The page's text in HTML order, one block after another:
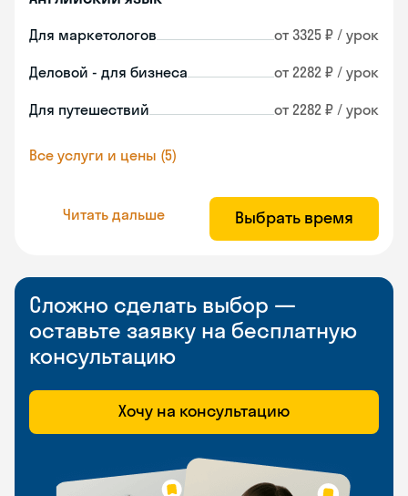
Для маркетологов от 3325 ₽ / урок
Деловой - для бизнеса от 2282 ₽ / урок
Для путешествий от 2282 ₽ / урок
Все услуги и цены (5)
Читать дальше Выбрать время
Сложно сделать выбор —
оставьте заявку на бесплатную
консультацию
Хочу на консультацию